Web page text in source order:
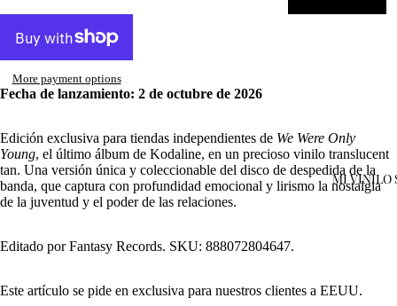
MI VINILO
image
screen
More payment options
Fecha de lanzamiento: 2 de octubre de 2026
Edición exclusiva para tiendas independientes de We Were Only
Young, el último álbum de Kodaline, en un precioso vinilo translucent
tan. Una versión única y coleccionable del disco de despedida de la
banda, que captura con profundidad emocional y lirismo la nostalgia
de la juventud y el poder de las relaciones.
Editado por Fantasy Records. SKU: 888072804647.
Este artículo se pide en exclusiva para nuestros clientes a EEUU.